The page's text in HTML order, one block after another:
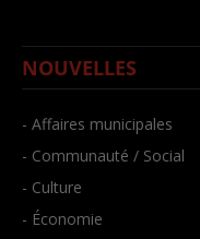
NOUVELLES
- Affaires municipales
- Communauté / Social
- Culture
- Économie